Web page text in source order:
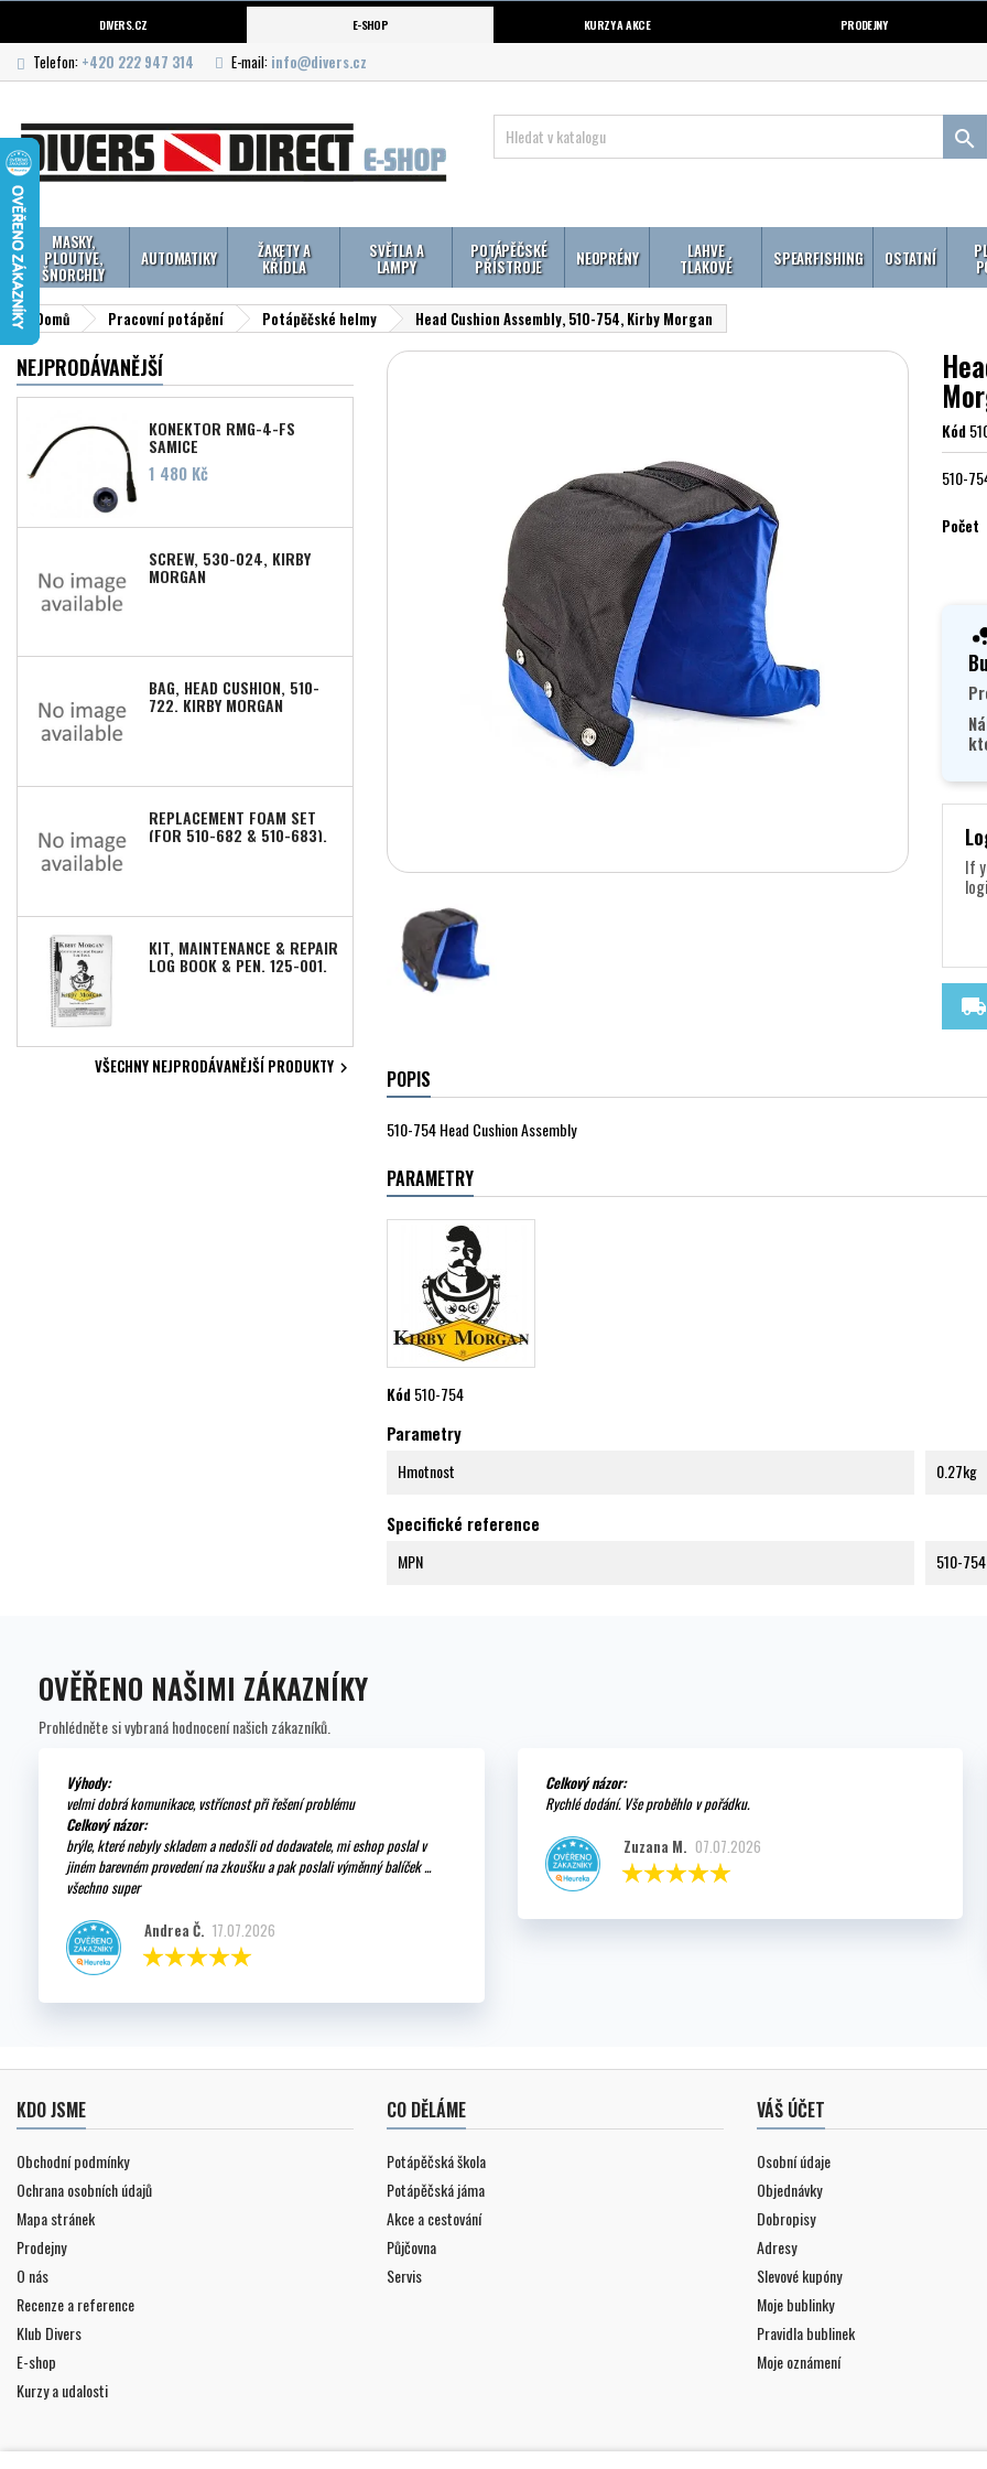
DIVERS.CZ E-SHOP KURZY A AKCE PRODEJNY
Telefon: +420 222 947 314 E-mail: info@divers.cz

MASKY,
PLOUTVE,
ŠNORCHLY
AUTOMATIKY ŽAKETY A
KŘÍDLA
SVĚTLA A
LAMPY
POTÁPĚČSKÉ
PŘÍSTROJE NEOPRÉNY LAHVE
TLAKOVÉ SPEARFISHING OSTATNÍ
Domů Pracovní potápění Potápěčské helmy Head Cushion Assembly, 510-754, Kirby Morgan
NEJPRODÁVANĚJŠÍ
KONEKTOR RMG-4-FS
SAMICE
Cena
1 480 Kč
SCREW, 530-024, KIRBY
MORGAN
BAG, HEAD CUSHION, 510-
722, KIRBY MORGAN
REPLACEMENT FOAM SET
(FOR 510-682 & 510-683),
KIT, MAINTENANCE & REPAIR
LOG BOOK & PEN, 125-001,
VŠECHNY NEJPRODÁVANĚJŠÍ PRODUKTY 
Kód
510-
Počet
If
local_shipping
POPIS
510-754 Head Cushion Assembly
PARAMETRY
Kód510-754
Parametry
Hmotnost 0.27kg
Specifické reference
MPN 510-754
OVĚŘENO NAŠIMI ZÁKAZNÍKY
Prohlédněte si vybraná hodnocení našich zákazníků.
Výhody:
velmi dobrá komunikace, vstřícnost při řešení problému
Celkový názor:
brýle, které nebyly skladem a nedošli od dodavatele, mi eshop poslal v
jiném barevném provedení na zkoušku a pak poslali výměnný balíček ...
všechno super
Andrea Č. 17.07.2026
Celkový názor:
Rychlé dodání. Vše proběhlo v pořádku.
Zuzana M. 07.07.2026
KDO JSME
Obchodní podmínky
Ochrana osobních údajů
Mapa stránek
Prodejny
O nás
Recenze a reference
Klub Divers
E-shop
Kurzy a udalosti
CO DĚLÁME
Potápěčská škola
Potápěčská jáma
Akce a cestování
Půjčovna
Servis
VÁŠ ÚČET
Osobní údaje
Objednávky
Dobropisy
Adresy
Slevové kupóny
Moje bublinky
Pravidla bublinek
Moje oznámení